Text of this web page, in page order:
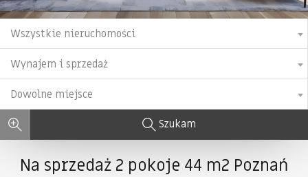
Wszystkie nieruchomości
Wynajem i sprzedaż
Dowolne miejsce
Szukam
Na sprzedaż 2 pokoje 44 m2 Poznań